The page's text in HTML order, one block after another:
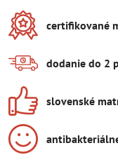
certifikované
dodanie do 2
slovenské